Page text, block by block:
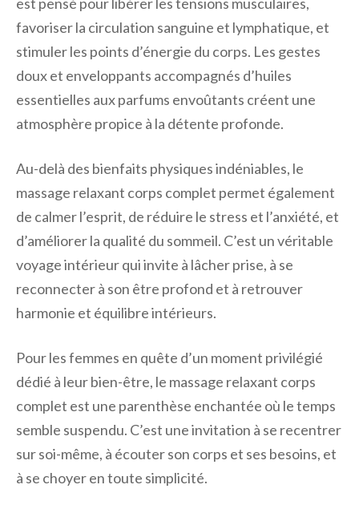
favoriser la circulation sanguine et lymphatique, et
stimuler les points d’énergie du corps. Les gestes
doux et enveloppants accompagnés d’huiles
essentielles aux parfums envoûtants créent une
atmosphère propice à la détente profonde.
Au-delà des bienfaits physiques indéniables, le
massage relaxant corps complet permet également
de calmer l’esprit, de réduire le stress et l’anxiété, et
d’améliorer la qualité du sommeil. C’est un véritable
voyage intérieur qui invite à lâcher prise, à se
reconnecter à son être profond et à retrouver
harmonie et équilibre intérieurs.
Pour les femmes en quête d’un moment privilégié
dédié à leur bien-être, le massage relaxant corps
complet est une parenthèse enchantée où le temps
semble suspendu. C’est une invitation à se recentrer
sur soi-même, à écouter son corps et ses besoins, et
à se choyer en toute simplicité.